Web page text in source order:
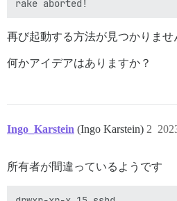
再び起動する方法が見つかりませ
何かアイデアはありますか？
Ingo_Karstein (Ingo Karstein) 2
所有者が間違っているようです